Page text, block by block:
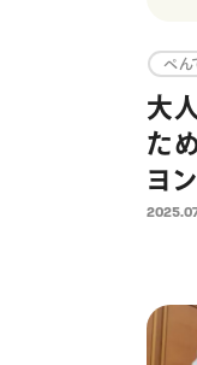
ぺん
大
た
ヨ